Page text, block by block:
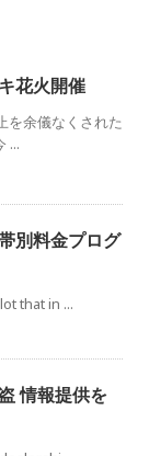
花火開催
を余儀なくされた
...
別料金プログ
that in ...
情報提供を